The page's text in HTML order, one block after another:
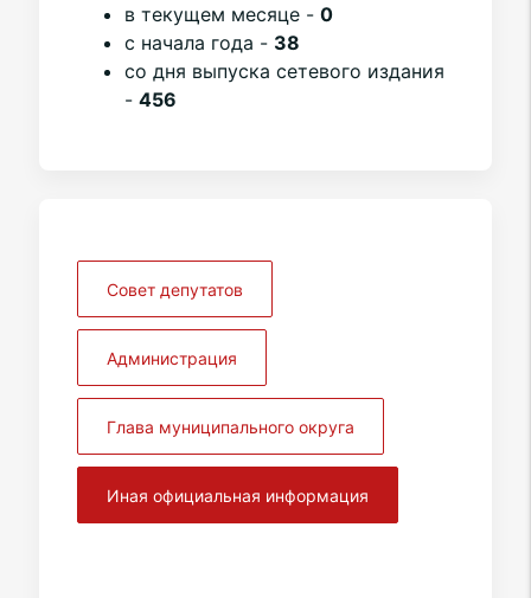
в текущем месяце - 0
с начала года - 38
со дня выпуска сетевого издания
- 456
Совет депутатов
Администрация
Глава муниципального округа
Иная официальная информация